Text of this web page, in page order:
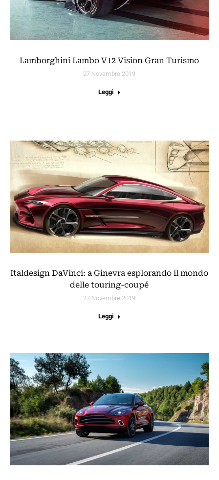
Lamborghini Lambo V12 Vision Gran Turismo
27 Novembre 2019
Leggi
Italdesign DaVinci: a Ginevra esplorando il mondo
delle touring-coupé
27 Novembre 2019
Leggi